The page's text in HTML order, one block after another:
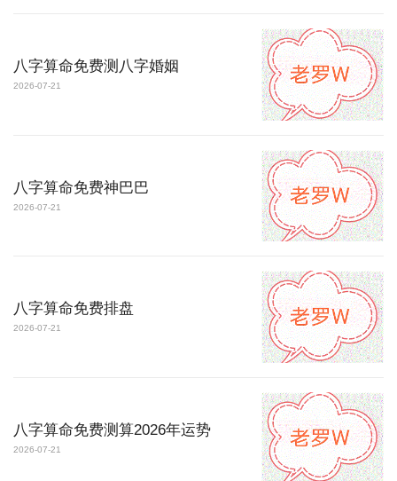
八字算命免费测八字婚姻
2026-07-21
八字算命免费神巴巴
2026-07-21
八字算命免费排盘
2026-07-21
八字算命免费测算2026年运势
2026-07-21